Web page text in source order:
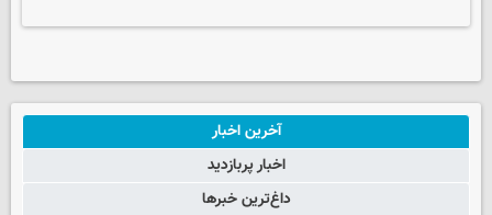
آخرین اخبار
اخبار پربازدید
داغ‌ترین خبرها